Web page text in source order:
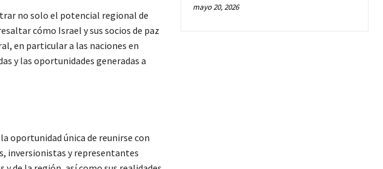
no solo el potencial regional de
cómo Israel y sus socios de paz
en particular a las naciones en
y las oportunidades generadas a
oportunidad única de reunirse con
inversionistas y representantes
mayo 20, 2026